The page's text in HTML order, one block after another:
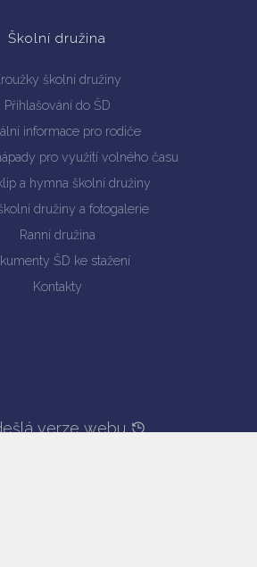
Školní družina
školní družiny
Přihlašování do ŠD
informace pro rodiče
pro využití volného času
a hymna školní družiny
družiny a fotogalerie
Ranní družina
ŠD ke stažení
Kontakty
verze webu